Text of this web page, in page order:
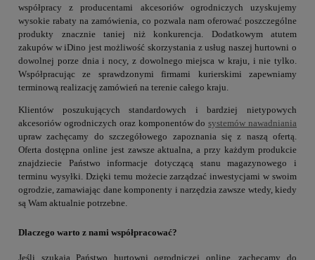
współpracy z producentami akcesoriów ogrodniczych uzyskujemy
wysokie rabaty na zamówienia, co pozwala nam oferować poszczególne
produkty znacznie taniej niż konkurencja. Dodatkowym atutem
zakupów w iDino jest możliwość skorzystania z usług naszej hurtowni o
dowolnej porze dnia i nocy, z dowolnego miejsca w kraju, i nie tylko.
Współpracując ze sprawdzonymi firmami kurierskimi zapewniamy
terminową realizację zamówień na terenie całego kraju.
Klientów poszukujących standardowych i bardziej nietypowych
akcesoriów ogrodniczych oraz komponentów dosystemów nawadniania
upraw zachęcamy do szczegółowego zapoznania się z naszą ofertą.
Oferta dostępna online jest zawsze aktualna, a przy każdym produkcie
znajdziecie Państwo informacje dotyczącą stanu magazynowego i
terminu wysyłki. Dzięki temu możecie zarządzać inwestycjami w swoim
ogrodzie, zamawiając dane komponenty i narzędzia zawsze wtedy, kiedy
są Wam aktualnie potrzebne.
Dlaczego warto z nami współpracować?
Jeśli szukają Państwo hurtowni ogrodniczej online, zachęcamy do